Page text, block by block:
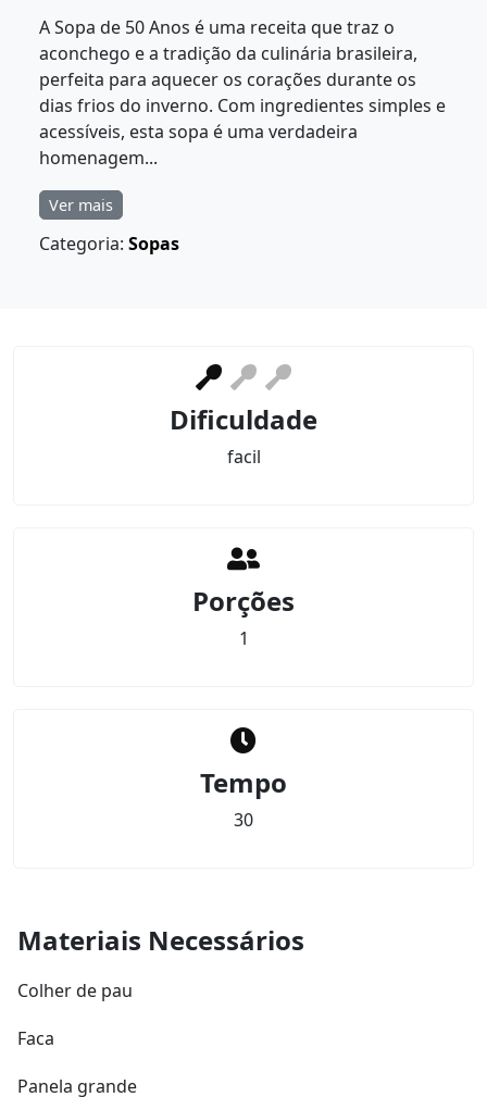
A Sopa de 50 Anos é uma receita que traz o
aconchego e a tradição da culinária brasileira,
perfeita para aquecer os corações durante os
dias frios do inverno. Com ingredientes simples e
acessíveis, esta sopa é uma verdadeira
homenagem...
Ver mais
Categoria: Sopas
Dificuldade
facil
Porções
1
Tempo
30
Materiais Necessários
Colher de pau
Faca
Panela grande